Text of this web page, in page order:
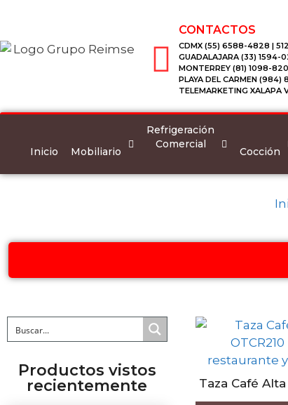
CONTACTOS
CDMX (55) 6588-4828 |
GUADALAJARA (33)
MONTERREY (81) 1098-
PLAYA DEL CARMEN
TELEMARKETING
Inicio Mobiliario
Refrigeración
Comercial
Cocción
Productos vistos
recientemente
Taza Café Alta